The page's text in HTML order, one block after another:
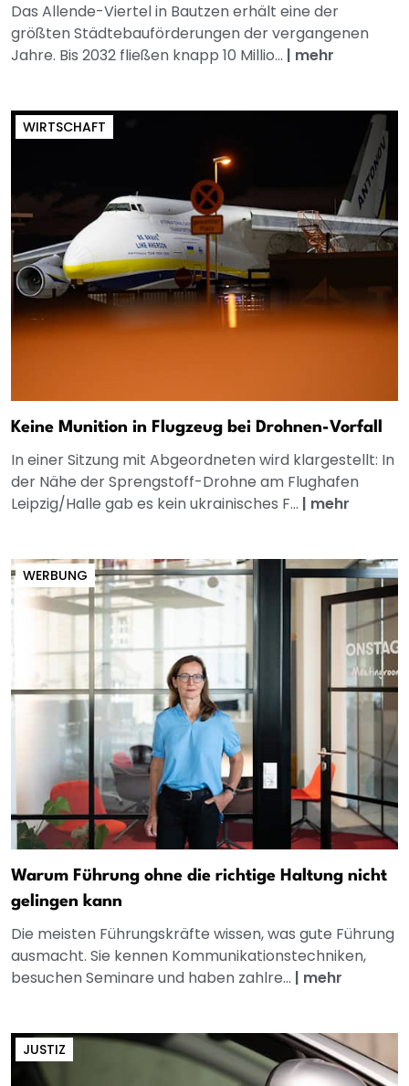
Das Allende-Viertel in Bautzen erhält eine der
größten Städtebauförderungen der vergangenen
Jahre. Bis 2032 fließen knapp 10 Millio... | mehr
WIRTSCHAFT
Keine Munition in Flugzeug bei Drohnen-Vorfall
In einer Sitzung mit Abgeordneten wird klargestellt: In
der Nähe der Sprengstoff-Drohne am Flughafen
Leipzig/Halle gab es kein ukrainisches F... | mehr
WERBUNG
Warum Führung ohne die richtige Haltung nicht
gelingen kann
Die meisten Führungskräfte wissen, was gute Führung
ausmacht. Sie kennen Kommunikationstechniken,
besuchen Seminare und haben zahlre... | mehr
JUSTIZ